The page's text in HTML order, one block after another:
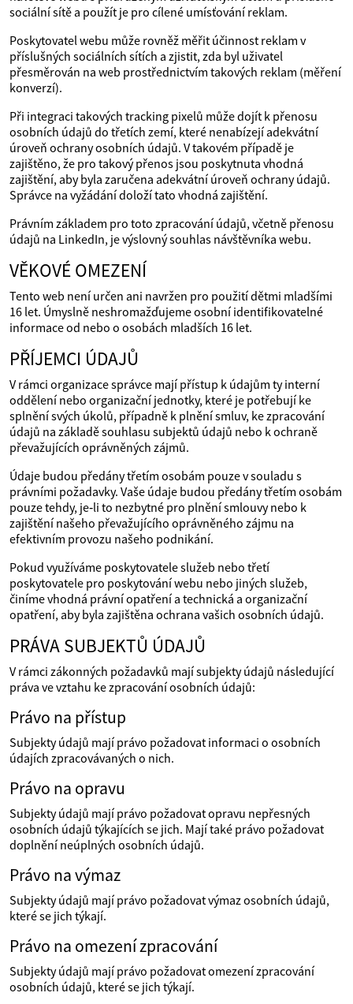
sociální sítě a použít je pro cílené umísťování reklam.
Poskytovatel webu může rovněž měřit účinnost reklam v
příslušných sociálních sítích a zjistit, zda byl uživatel
přesměrován na web prostřednictvím takových reklam (měření
konverzí).
Při integraci takových tracking pixelů může dojít k přenosu
osobních údajů do třetích zemí, které nenabízejí adekvátní
úroveň ochrany osobních údajů. V takovém případě je
zajištěno, že pro takový přenos jsou poskytnuta vhodná
zajištění, aby byla zaručena adekvátní úroveň ochrany údajů.
Správce na vyžádání doloží tato vhodná zajištění.
Právním základem pro toto zpracování údajů, včetně přenosu
údajů na LinkedIn, je výslovný souhlas návštěvníka webu.
VĚKOVÉ OMEZENÍ
Tento web není určen ani navržen pro použití dětmi mladšími
16 let. Úmyslně neshromažďujeme osobní identifikovatelné
informace od nebo o osobách mladších 16 let.
PŘÍJEMCI ÚDAJŮ
V rámci organizace správce mají přístup k údajům ty interní
oddělení nebo organizační jednotky, které je potřebují ke
splnění svých úkolů, případně k plnění smluv, ke zpracování
údajů na základě souhlasu subjektů údajů nebo k ochraně
převažujících oprávněných zájmů.
Údaje budou předány třetím osobám pouze v souladu s
právními požadavky. Vaše údaje budou předány třetím osobám
pouze tehdy, je‑li to nezbytné pro plnění smlouvy nebo k
zajištění našeho převažujícího oprávněného zájmu na
efektivním provozu našeho podnikání.
Pokud využíváme poskytovatele služeb nebo třetí
poskytovatele pro poskytování webu nebo jiných služeb,
činíme vhodná právní opatření a technická a organizační
opatření, aby byla zajištěna ochrana vašich osobních údajů.
PRÁVA SUBJEKTŮ ÚDAJŮ
V rámci zákonných požadavků mají subjekty údajů následující
práva ve vztahu ke zpracování osobních údajů:
Právo na přístup
Subjekty údajů mají právo požadovat informaci o osobních
údajích zpracovávaných o nich.
Právo na opravu
Subjekty údajů mají právo požadovat opravu nepřesných
osobních údajů týkajících se jich. Mají také právo požadovat
doplnění neúplných osobních údajů.
Právo na výmaz
Subjekty údajů mají právo požadovat výmaz osobních údajů,
které se jich týkají.
Právo na omezení zpracování
Subjekty údajů mají právo požadovat omezení zpracování
osobních údajů, které se jich týkají.